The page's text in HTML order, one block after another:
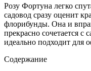
Розу Фортуна легко
садовод сразу оценит
флорибунды. Она и
прекрасно сочетается
идеально подходит для
Содержание